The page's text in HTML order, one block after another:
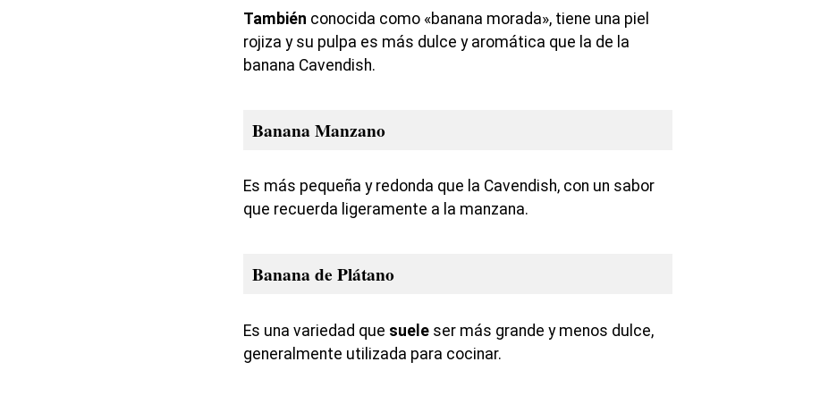
También conocida como «banana morada», tiene una piel
rojiza y su pulpa es más dulce y aromática que la de la
banana Cavendish.
Banana Manzano
Es más pequeña y redonda que la Cavendish, con un sabor
que recuerda ligeramente a la manzana.
Banana de Plátano
Es una variedad que suele ser más grande y menos dulce,
generalmente utilizada para cocinar.